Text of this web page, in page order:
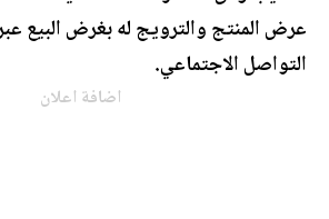
عرض المنتج والترويج له بغرض البيع
التواصل الاجتماعي.
اضافة اعلان